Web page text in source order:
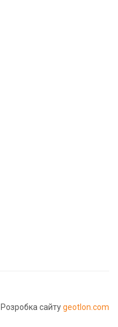
Розробка сайтуgeotlon.com